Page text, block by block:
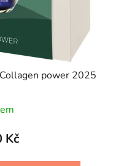
power 2025
Kč